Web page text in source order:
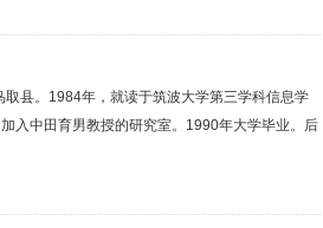
县。1984年，就读于筑波大学第三学科信息学
入中田育男教授的研究室。1990年大学毕业。后